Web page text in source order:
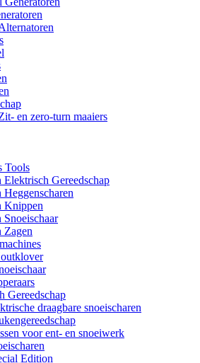
en zero-turn maaiers
Tools
Elektrisch Gereedschap
Heggenscharen
Knippen
Snoeischaar
Zagen
Gereedschap
draagbare snoeischaren
voor ent- en snoeiwerk
Edition